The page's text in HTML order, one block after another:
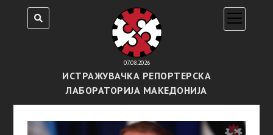
07.08.2026
ИСТРАЖУВАЧКА РЕПОРТЕРСКА
ЛАБОРАТОРИЈА МАКЕДОНИЈА
open
menu